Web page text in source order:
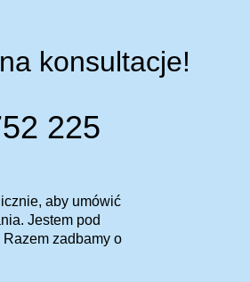
konsultacje!
225
aby umówić
Jestem pod
zadbamy o